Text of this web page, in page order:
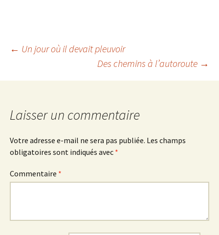
Navigation
des
articles
← Un jour où il devait pleuvoir
Des chemins à l’autoroute →
Laisser un commentaire
Votre adresse e-mail ne sera pas publiée. Les champs
obligatoires sont indiqués avec *
Commentaire *